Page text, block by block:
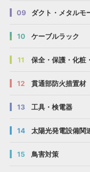
09 ダクト・メタルモ
10 ケーブルラック
11 保全・保護・化粧
12 貫通部防火措置材
13 工具・検電器
14 太陽光発電設備関
15 鳥害対策